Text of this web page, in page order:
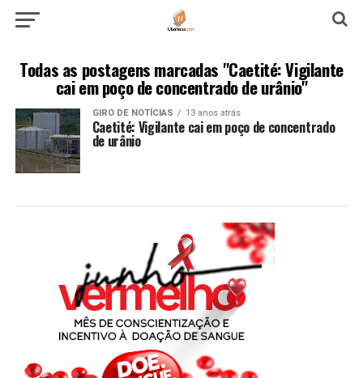
Todas as postagens marcadas "Caetité: Vigilante
cai em poço de concentrado de urânio"
GIRO DE NOTÍCIAS 13 anos atrás
Caetité: Vigilante cai em poço de concentrado
de urânio